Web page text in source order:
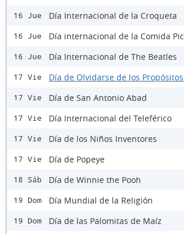
16 Jue Día Internacional de la Croqueta
16 Jue Día internacional de la Comida
16 Jue Día Internacional de The Beatles
17 Vie Día de Olvidarse de los
17 Vie Día de San Antonio Abad
17 Vie Día Internacional del Teleférico
17 Vie Día de los Niños Inventores
17 Vie Día de Popeye
18 Sáb Día de Winnie the Pooh
19 Dom Día Mundial de la Religión
19 Dom Día de las Palomitas de Maíz